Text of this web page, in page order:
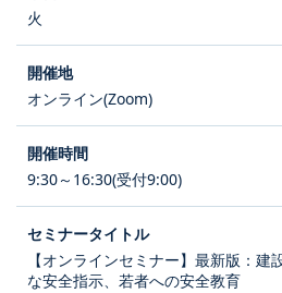
火
オンライン(Zoom)
9:30～16:30(受付9:00)
【オンラインセミナー】最新版：
な安全指示、若者への安全教育